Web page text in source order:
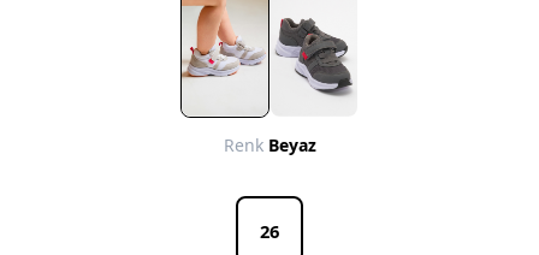
Renk Beyaz
26